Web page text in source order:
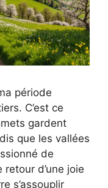
période
C’est ce
gardent
que les vallées
de
d’une joie
s’assouplir